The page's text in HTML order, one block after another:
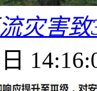
灾害